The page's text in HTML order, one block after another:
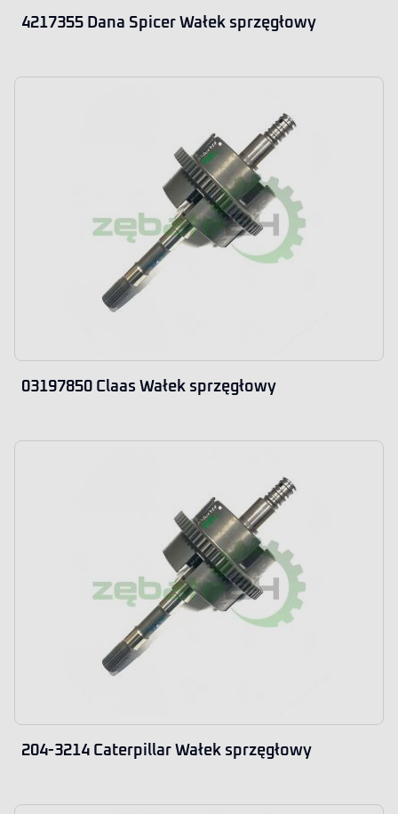
4217355 Dana Spicer Wałek sprzęgłowy
03197850 Claas Wałek sprzęgłowy
204-3214 Caterpillar Wałek sprzęgłowy